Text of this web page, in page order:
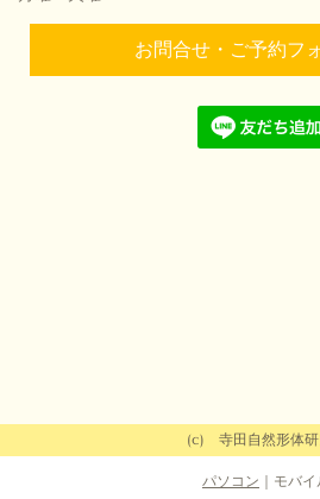
お問合せ・ご予約フ
(c) 寺田自然形体研
パソコン ｜モバ